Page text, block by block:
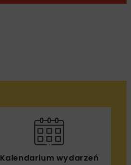
Kalendarium wydarzeń